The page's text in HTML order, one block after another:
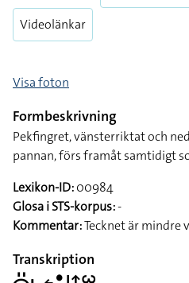
Videolänkar
Visa foton
Formbeskrivning
Pekfingret, vänsterriktat och
pannan, förs framåt samtidigt
Lexikon-ID:00984
Glosa i STS-korpus:-
Kommentar:Tecknet är mindre
Transkription